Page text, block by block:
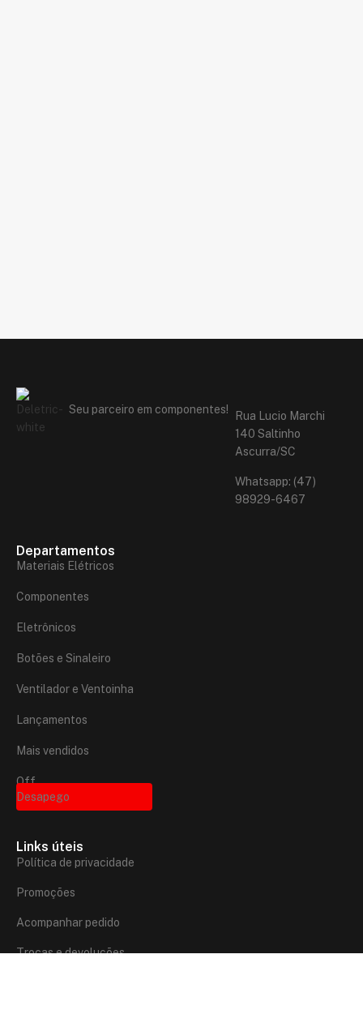
Seu parceiro em componentes!
Rua Lucio Marchi
140 Saltinho
Ascurra/SC
Whatsapp: (47)
98929-6467
Departamentos
Materiais Elétricos
Componentes
Eletrônicos
Botões e Sinaleiro
Ventilador e Ventoinha
Lançamentos
Mais vendidos
Off
Desapego
Links úteis
Política de privacidade
Promoções
Acompanhar pedido
Trocas e devoluções